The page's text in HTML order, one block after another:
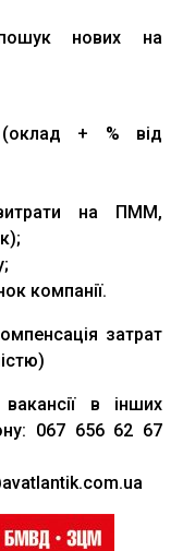
нових на
(оклад + % від
на ПММ,
компанії.
затрат
в інших
067 656 62 67